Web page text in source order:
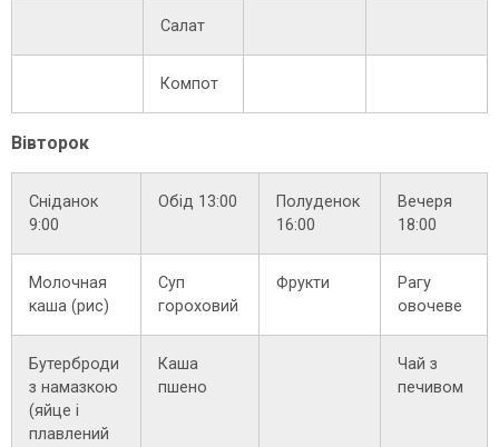
Салат
Компот
Вівторок
Сніданок
9:00
Обід 13:00
Полуденок
16:00
Вечеря
18:00
Молочная
каша (рис)
Суп
гороховий
Фрукти
Рагу
овочеве
Бутерброди
з намазкою
(яйце і
плавлений
Каша
пшено
Чай з
печивом